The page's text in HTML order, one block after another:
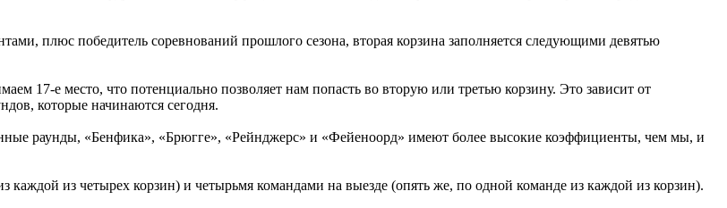
плюс победитель соревнований прошлого сезона, вторая корзина заполняется следующими девятью
17-е место, что потенциально позволяет нам попасть во вторую или третью корзину. Это зависит от
которые начинаются сегодня.
раунды, «Бенфика», «Брюгге», «Рейнджерс» и «Фейеноорд» имеют более высокие коэффициенты, чем мы, и
каждой из четырех корзин) и четырьмя командами на выезде (опять же, по одной команде из каждой из корзин).